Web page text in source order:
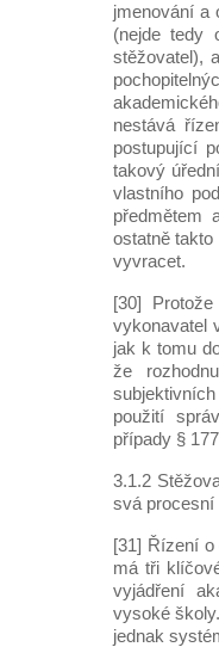
jmenování a
(nejde tedy
stěžovatel),
nestává
postupující
takový
vlastního
předmětem
ostatně takto
vyvracet.
[30]
vykonavatel
jak k tomu
že
použití
případy §
3.1.2
svá procesní
[31] Řízení
má tři
vyjádření
vysoké
jednak